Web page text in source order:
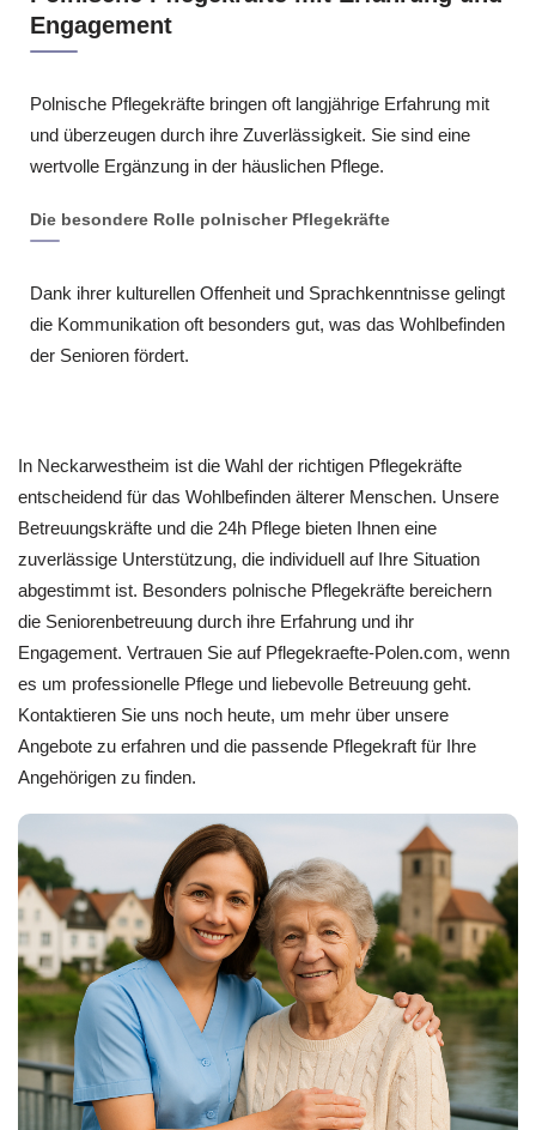
Engagement
Polnische Pflegekräfte bringen oft langjährige Erfahrung mit
und überzeugen durch ihre Zuverlässigkeit. Sie sind eine
wertvolle Ergänzung in der häuslichen Pflege.
Die besondere Rolle polnischer Pflegekräfte
Dank ihrer kulturellen Offenheit und Sprachkenntnisse gelingt
die Kommunikation oft besonders gut, was das Wohlbefinden
der Senioren fördert.
In Neckarwestheim ist die Wahl der richtigen Pflegekräfte
entscheidend für das Wohlbefinden älterer Menschen. Unsere
Betreuungskräfte und die 24h Pflege bieten Ihnen eine
zuverlässige Unterstützung, die individuell auf Ihre Situation
abgestimmt ist. Besonders polnische Pflegekräfte bereichern
die Seniorenbetreuung durch ihre Erfahrung und ihr
Engagement. Vertrauen Sie auf Pflegekraefte-Polen.com, wenn
es um professionelle Pflege und liebevolle Betreuung geht.
Kontaktieren Sie uns noch heute, um mehr über unsere
Angebote zu erfahren und die passende Pflegekraft für Ihre
Angehörigen zu finden.